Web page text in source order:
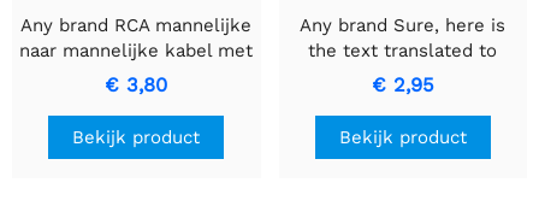
Any brand RCA mannelijke
naar mannelijke kabel met
zwarte ring voor
hoogwaardige
signaaloverdracht
€ 3,80
Bekijk product
Any brand Sure, here is
the text translated to
Dutch while keeping it
informal: AUTOZEKERING
MET CONTROLELAMPJE -
15A Blauwe Zekering.
€ 2,95
Bekijk product